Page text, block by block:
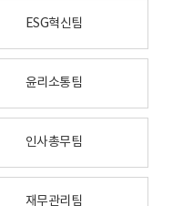
ESG혁신팀
윤리소통팀
인사총무팀
재무관리팀